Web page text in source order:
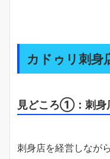
カドゥリ刺身
見どころ①：刺身
刺身店を経営しなが